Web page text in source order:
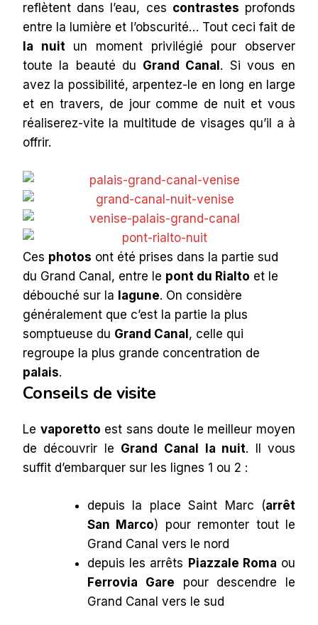
reflètent dans l’eau, ces contrastes profonds
entre la lumière et l’obscurité… Tout ceci fait de
la nuitun moment privilégié pour observer
toute la beauté du Grand Canal . Si vous en
avez la possibilité, arpentez-le en long en large
et en travers, de jour comme de nuit et vous
réaliserez-vite la multitude de visages qu’il a à
offrir.
Ces photos ont été prises dans la partie sud
du Grand Canal, entre le pont du Rialto et le
débouché sur la lagune. On considère
généralement que c’est la partie la plus
somptueuse du Grand Canal, celle qui
regroupe la plus grande concentration de
palais.
Conseils de visite
Le vaporetto est sans doute le meilleur moyen
de découvrir le Grand Canal la nuit. Il vous
suffit d’embarquer sur les lignes 1 ou 2 :
depuis la place Saint Marc (arrêt
San Marco) pour remonter tout le
Grand Canal vers le nord
depuis les arrêts Piazzale Roma ou
Ferrovia Gare pour descendre le
Grand Canal vers le sud